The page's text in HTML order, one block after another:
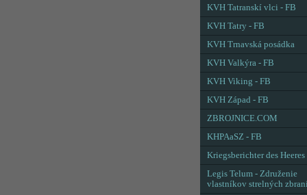
KVH Tatranskí vlci - FB
KVH Tatry - FB
KVH Trnavská posádka
KVH Valkýra - FB
KVH Viking - FB
KVH Západ - FB
ZBROJNICE.COM
KHPAaSZ - FB
Kriegsberichter des Heeres
Legis Telum - Združenie
vlastníkov strelných